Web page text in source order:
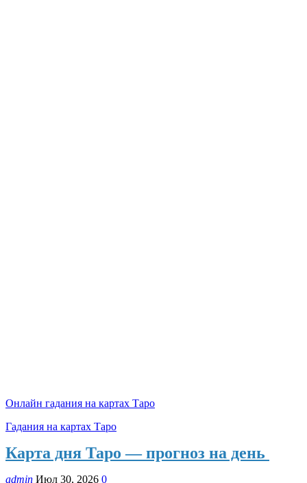
Онлайн гадания на картах Таро
Гадания на картах Таро
Карта дня Таро — прогноз на день
admin Июл 30, 2026 0